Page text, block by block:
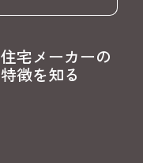
住宅メーカーの
特徴を知る